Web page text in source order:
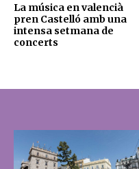
La música en valencià
pren Castelló amb una
intensa setmana de
concerts